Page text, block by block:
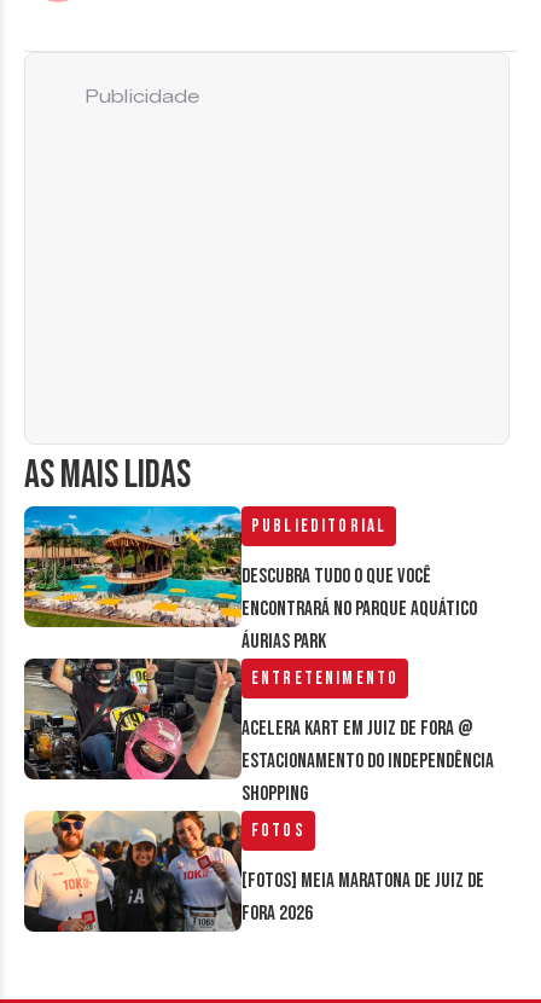
AS MAIS LIDAS
Publieditorial
Descubra tudo o que você
encontrará no parque aquático
Áurias Park
Entretenimento
Acelera Kart em Juiz de Fora @
estacionamento do Independência
Shopping
Fotos
[FOTOS] Meia Maratona de Juiz de
Fora 2026
Publicidade